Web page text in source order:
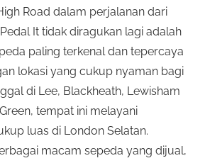
Road dalam perjalanan dari
It tidak diragukan lagi adalah
paling terkenal dan tepercaya
lokasi yang cukup nyaman bagi
di Lee, Blackheath, Lewisham
tempat ini melayani
luas di London Selatan.
macam sepeda yang dijual,